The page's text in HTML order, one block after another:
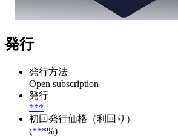
発行
発行方法
Open subscription
発行
***
初回発行価格（利回り）
(***%)